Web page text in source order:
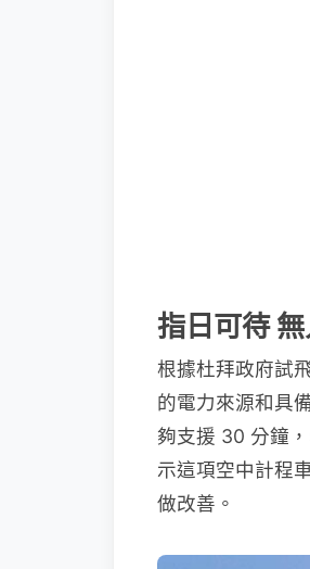
指日可待
根據杜拜政府試
的電力來源和具
夠支援 30 分鐘
示這項空中計程
做改善。